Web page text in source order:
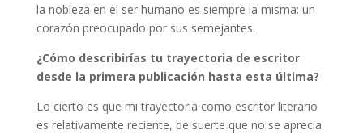
la nobleza en el ser humano es siempre la misma: un
corazón preocupado por sus semejantes.
¿Cómo describirías tu trayectoria de escritor
desde la primera publicación hasta esta última?
Lo cierto es que mi trayectoria como escritor literario
es relativamente reciente, de suerte que no se aprecia